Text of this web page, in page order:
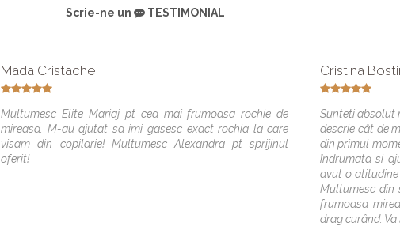
Scrie-ne un TESTIMONIAL
Mada Cristache
Multumesc Elite Mariaj pt cea mai frumoasa rochie de
mireasa. M-au ajutat sa imi gasesc exact rochia la care
visam din copilarie! Multumesc Alexandra pt sprijinul
oferit!
Cristina
Sunteti absolut
descrie cât de
din primul
îndrumata si
avut o
Multumesc
frumoasa
drag curând.